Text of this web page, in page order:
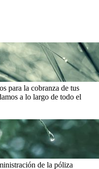
para la cobranza de tus
a lo largo de todo el
de la póliza